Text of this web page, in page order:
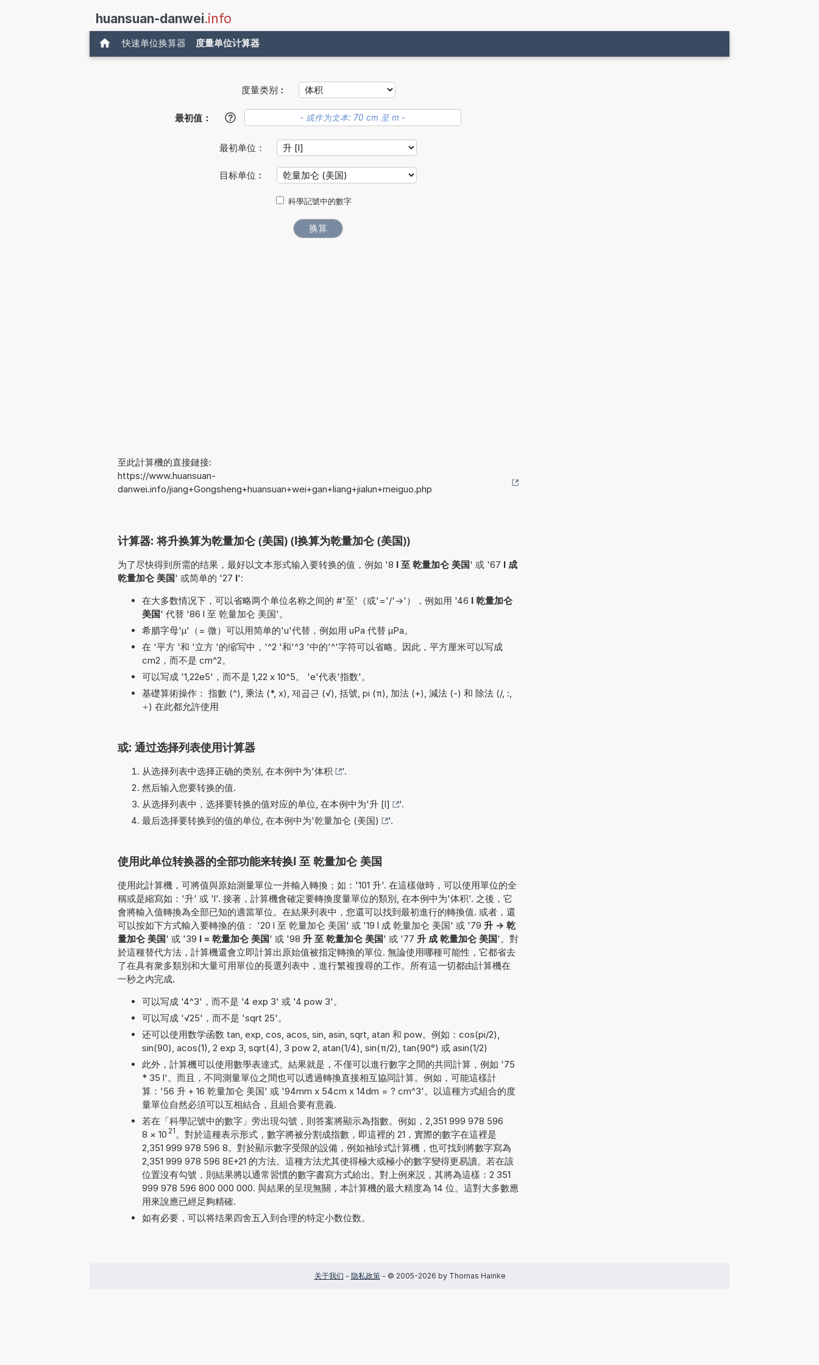
huansuan-danwei.info
快速单位换算器 度量单位计算器
度量类别︰
最初值： ?
最初单位：
目标单位︰
科學記號中的數字
至此計算機的直接鏈接:
https://www.huansuan-
danwei.info/jiang+Gongsheng+huansuan+wei+gan+liang+jialun+meiguo.php
计算器: 将升换算为乾量加仑 (美国) (l换算为乾量加仑 (美国))
为了尽快得到所需的结果，最好以文本形式输入要转换的值，例如 '8 l 至 乾量加仑 美国' 或 '67 l 成
乾量加仑 美国' 或简单的 '27 l':
在大多数情况下，可以省略两个单位名称之间的 #'至'（或'='/'->'），例如用 '46 l 乾量加仑
美国' 代替 '86 l 至 乾量加仑 美国'。
希腊字母'µ'（= 微）可以用简单的'u'代替，例如用 uPa 代替 µPa。
在 '平方 '和 '立方 '的缩写中，'^2 '和'^3 '中的'^'字符可以省略。因此，平方厘米可以写成
cm2，而不是 cm^2。
可以写成 '1,22e5'，而不是 1,22 x 10^5。 'e'代表'指数'。
基礎算術操作： 指數 (^), 乘法 (*, x), 제곱근 (√), 括號, pi (π), 加法 (+), 減法 (-) 和 除法 (/, :,
÷) 在此都允許使用
或: 通过选择列表使用计算器
从选择列表中选择正确的类别, 在本例中为'体积
'.
然后输入您要转换的值.
从选择列表中，选择要转换的值对应的单位, 在本例中为'升 [l]
'.
最后选择要转换到的值的单位, 在本例中为'乾量加仑 (美国) '.
使用此单位转换器的全部功能来转换l 至 乾量加仑 美国
使用此計算機，可將值與原始測量單位一并輸入轉換；如：'101 升'. 在這樣做時，可以使用單位的全
稱或是縮寫如：'升' 或 'l'. 接著，計算機會確定要轉換度量單位的類別, 在本例中为'体积'. 之後，它
會將輸入值轉換為全部已知的適當單位。在結果列表中，您還可以找到最初進行的轉換值. 或者，還
可以按如下方式輸入要轉換的值： '20 l 至 乾量加仑 美国' 或 '19 l 成 乾量加仑 美国' 或 '79 升 -> 乾
量加仑 美国' 或 '39 l = 乾量加仑 美国' 或 '98 升 至 乾量加仑 美国' 或 '77 升 成 乾量加仑 美国'。對
於這種替代方法，計算機還會立即計算出原始值被指定轉換的單位. 無論使用哪種可能性，它都省去
了在具有衆多類別和大量可用單位的長選列表中，進行繁複搜尋的工作。所有這一切都由計算機在
一秒之內完成.
可以写成 '4^3'，而不是 '4 exp 3' 或 '4 pow 3'。
可以写成 '√25'，而不是 'sqrt 25'。
还可以使用数学函数 tan, exp, cos, acos, sin, asin, sqrt, atan 和 pow。例如：cos(pi/2),
sin(90), acos(1), 2 exp 3, sqrt(4), 3 pow 2, atan(1/4), sin(π/2), tan(90°) 或 asin(1/2)
此外，計算機可以使用數學表達式。結果就是，不僅可以進行數字之間的共同計算，例如 '75
* 35 l'。而且，不同測量單位之間也可以透過轉換直接相互協同計算。例如，可能這樣計
算：'56 升 + 16 乾量加仑 美国' 或 '94mm x 54cm x 14dm = ? cm^3'。以這種方式組合的度
量單位自然必須可以互相結合，且組合要有意義.
若在「科學記號中的數字」旁出現勾號，則答案將顯示為指數。例如，2,351 999 978 596
8 × 10 21 。對於這種表示形式，數字將被分割成指數，即這裡的 21，實際的數字在這裡是
2,351 999 978 596 8。對於顯示數字受限的設備，例如袖珍式計算機，也可找到將數字寫為
2,351 999 978 596 8E+21 的方法。這種方法尤其使得極大或極小的數字變得更易讀。若在該
位置沒有勾號，則結果將以通常習慣的數字書寫方式給出。對上例來説，其將為這樣：2 351
999 978 596 800 000 000. 與結果的呈現無關，本計算機的最大精度為 14 位。這對大多數應
用來說應已經足夠精確.
如有必要，可以将结果四舍五入到合理的特定小数位数。
关于我们 - 隐私政策- © 2005-2026 by Thomas Hainke